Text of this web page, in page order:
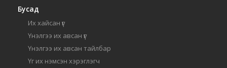
Бусад
Их хайсан үг
Үнэлгээ их авсан үг
Үнэлгээ их авсан тайлбар
Үг их нэмсэн хэрэглэгч